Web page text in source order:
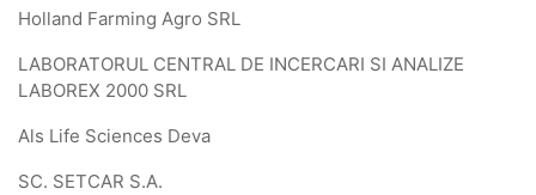
Holland Farming Agro SRL
LABORATORUL CENTRAL DE INCERCARI SI ANALIZE
LABOREX 2000 SRL
Als Life Sciences Deva
SC. SETCAR S.A.